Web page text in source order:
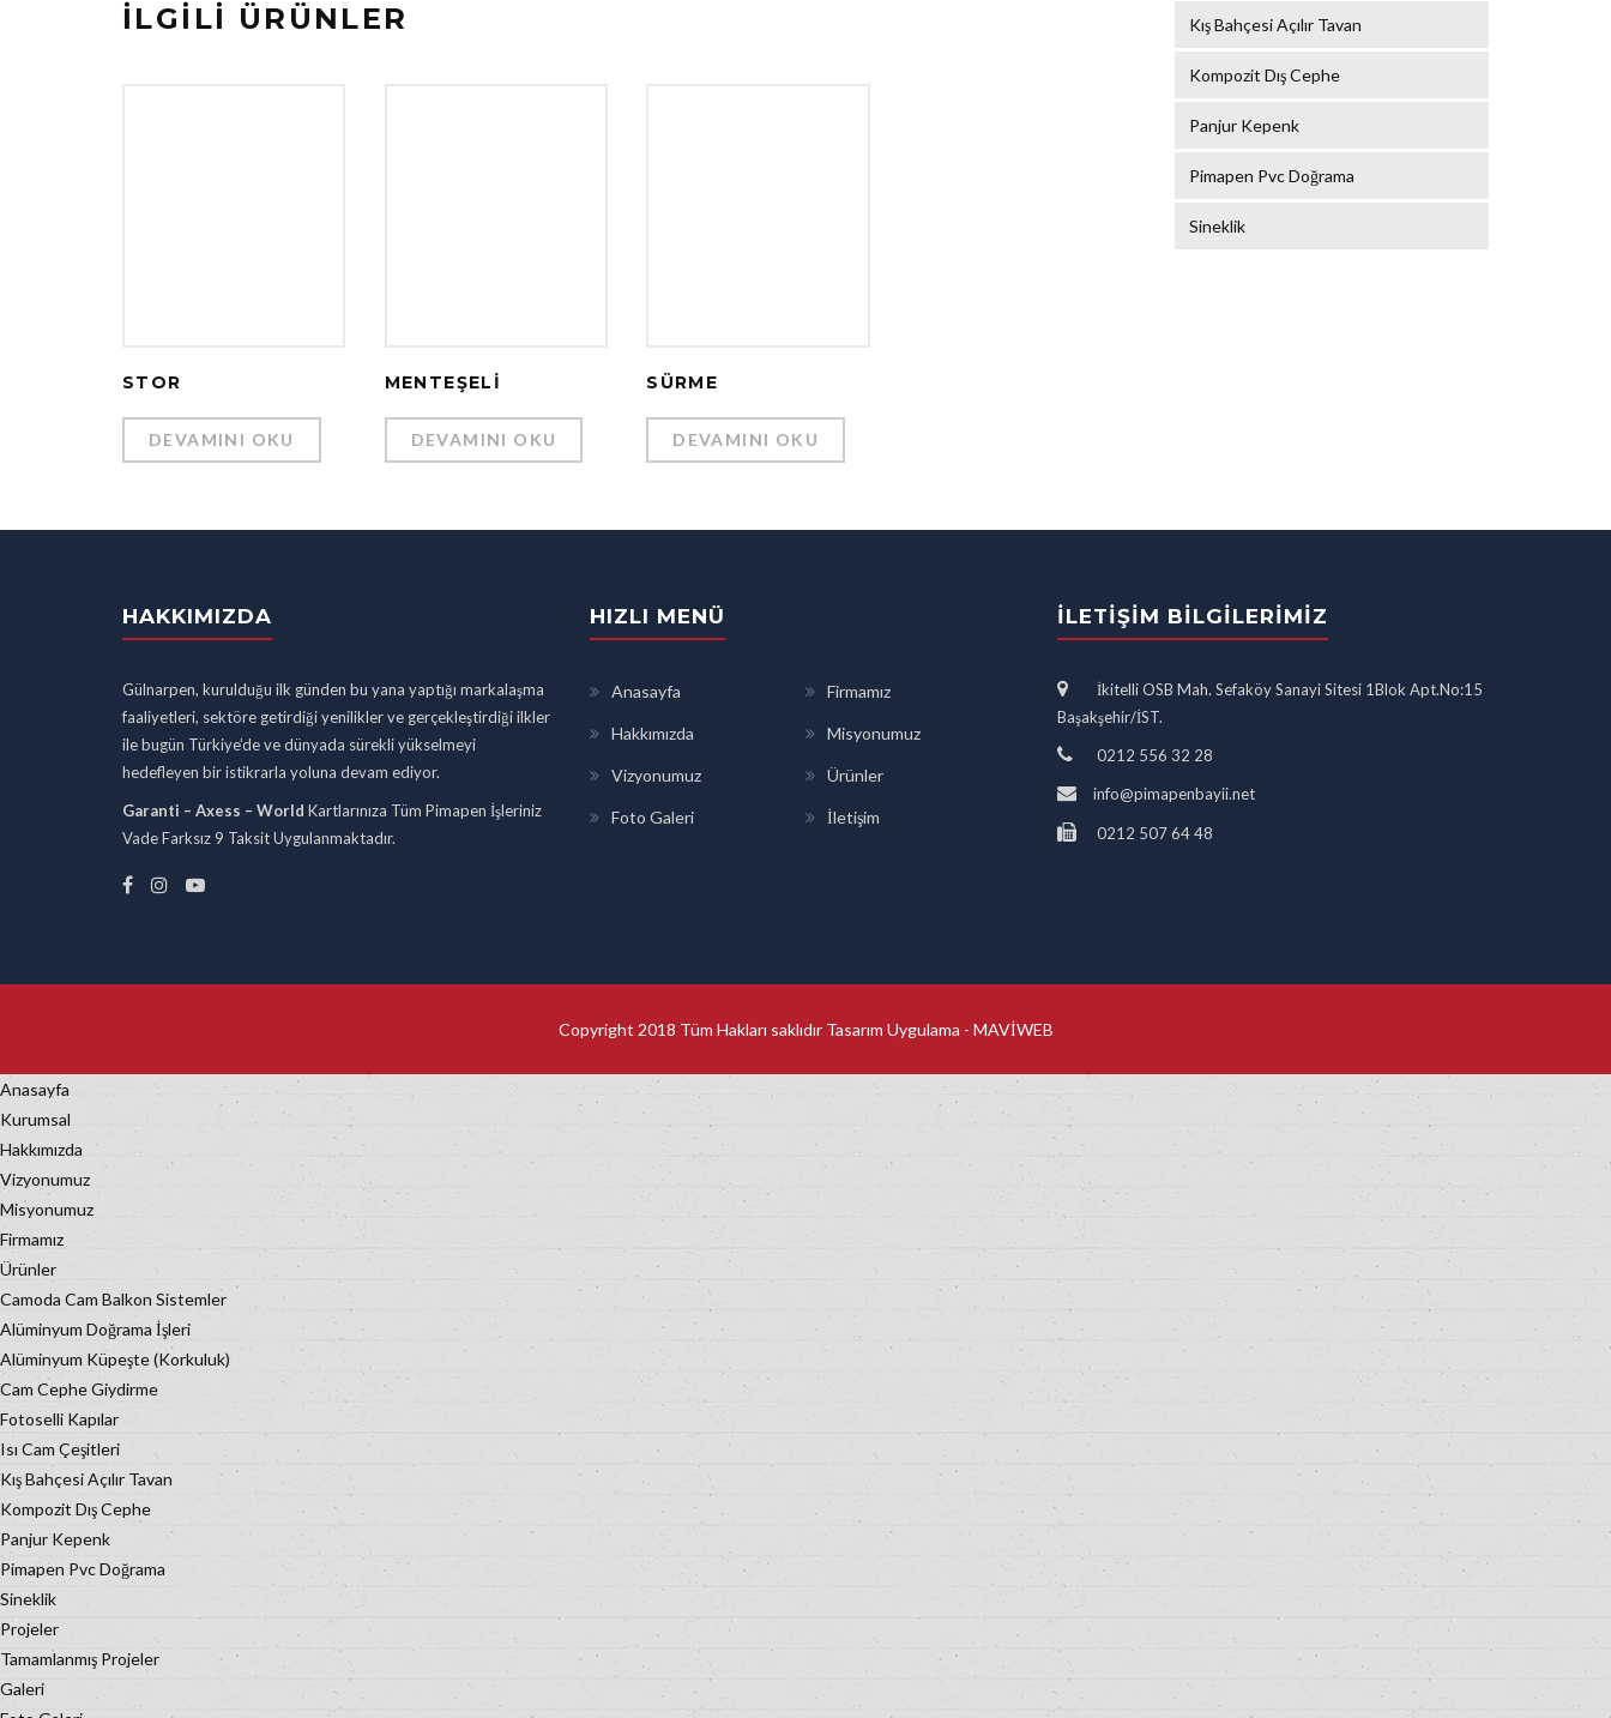
İLGILI ÜRÜNLER
STOR
DEVAMINI OKU
MENTEŞELI
DEVAMINI OKU
SÜRME
DEVAMINI OKU
Kış Bahçesi Açılır Tavan
Kompozit Dış Cephe
Panjur Kepenk
Pimapen Pvc Doğrama
Sineklik
HAKKIMIZDA
Gülnarpen, kurulduğu ilk günden bu yana yaptığı markalaşma
faaliyetleri, sektöre getirdiği yenilikler ve gerçekleştirdiği ilkler
ile bugün Türkiye’de ve dünyada sürekli yükselmeyi
hedefleyen bir istikrarla yoluna devam ediyor.
Garanti – Axess – World Kartlarınıza Tüm Pimapen İşleriniz
Vade Farksız 9 Taksit Uygulanmaktadır.
HIZLI MENÜ
Anasayfa Firmamız
Hakkımızda Misyonumuz
Vizyonumuz Ürünler
Foto Galeri İletişim
İLETIŞIM BILGILERIMIZ
İkitelli OSB Mah. Sefaköy Sanayi Sitesi 1Blok Apt.No:15
Başakşehir/İST.
0212 556 32 28
info@pimapenbayii.net
0212 507 64 48
Copyright 2018 Tüm Hakları saklıdır Tasarım Uygulama - MAVİWEB
Anasayfa
Kurumsal
Hakkımızda
Vizyonumuz
Misyonumuz
Firmamız
Ürünler
Camoda Cam Balkon Sistemler
Alüminyum Doğrama İşleri
Alüminyum Küpeşte (Korkuluk)
Cam Cephe Giydirme
Fotoselli Kapılar
Isı Cam Çeşitleri
Kış Bahçesi Açılır Tavan
Kompozit Dış Cephe
Panjur Kepenk
Pimapen Pvc Doğrama
Sineklik
Projeler
Tamamlanmış Projeler
Galeri